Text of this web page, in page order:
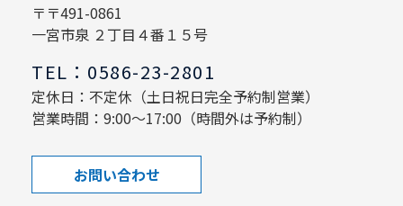
〒〒491-0861
一宮市泉 ２丁目４番１５号
TEL：0586-23-2801
定休日：不定休（土日祝日完全予約制営業）
営業時間：9:00～17:00（時間外は予約制）
お問い合わせ